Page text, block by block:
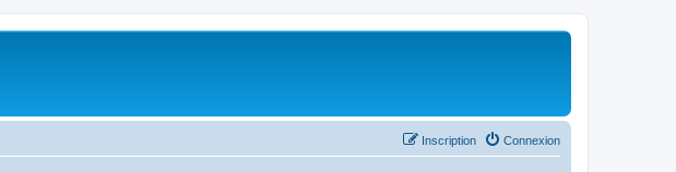
Connexion
Inscription